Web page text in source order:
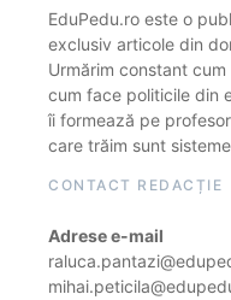
EduPedu.ro este o
exclusiv articole din
Urmărim constant
cum face politicile din
îi formează pe
care trăim sunt
CONTACT REDACȚIE
Adrese e-mail